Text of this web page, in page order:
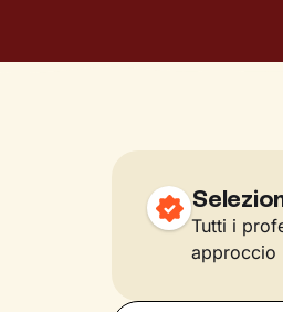
Tutti i
approccio